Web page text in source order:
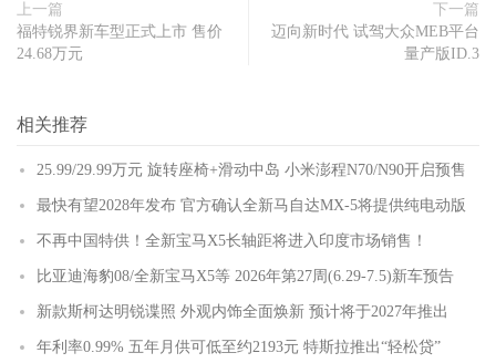
上一篇
福特锐界新车型正式上市 售价
24.68万元
下一篇
迈向新时代 试驾大众MEB平台
量产版ID.3
相关推荐
25.99/29.99万元 旋转座椅+滑动中岛 小米澎程N70/N90开启预售
最快有望2028年发布 官方确认全新马自达MX-5将提供纯电动版
不再中国特供！全新宝马X5长轴距将进入印度市场销售！
比亚迪海豹08/全新宝马X5等 2026年第27周(6.29-7.5)新车预告
新款斯柯达明锐谍照 外观内饰全面焕新 预计将于2027年推出
年利率0.99% 五年月供可低至约2193元 特斯拉推出“轻松贷”